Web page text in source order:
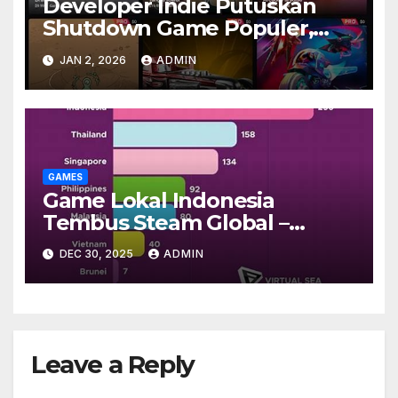
Developer Indie Putuskan
Shutdown Game Populer,
Pemain Shock
JAN 2, 2026 ADMIN
GAMES
Game Lokal Indonesia
Tembus Steam Global –
Rating Positif Dari 50 Negara
DEC 30, 2025 ADMIN
Leave a Reply